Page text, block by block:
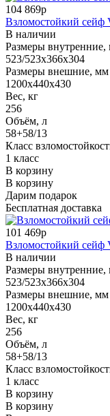
104 869р
Взломостойкий
В наличии
Размеры
523/523x366x304
Размеры внешние,
1200x440x430
Вес, кг
256
Объём, л
58+58/13
Класс
1 класс
В корзину
В корзину
Дарим подарок
Бесплатная доставка
101 469р
Взломостойкий
В наличии
Размеры
523/523x366x304
Размеры внешние,
1200x440x430
Вес, кг
256
Объём, л
58+58/13
Класс
1 класс
В корзину
В корзину